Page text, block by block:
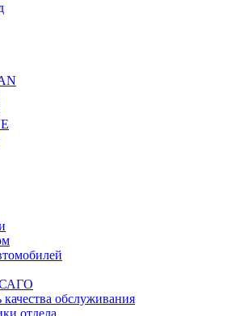
качества обслуживания
отдела